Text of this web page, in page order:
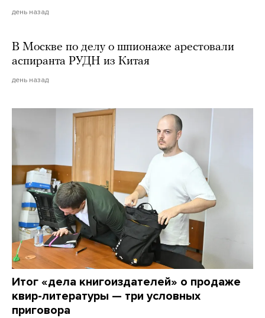
день назад
В Москве по делу о шпионаже арестовали
аспиранта РУДН из Китая
день назад
Итог «дела книгоиздателей» о продаже
квир-литературы — три условных
приговора